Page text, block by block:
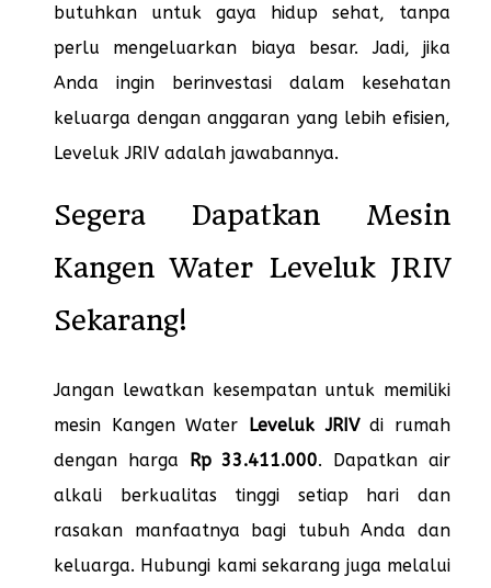
butuhkan untuk gaya hidup sehat, tanpa
perlu mengeluarkan biaya besar. Jadi, jika
Anda ingin berinvestasi dalam kesehatan
keluarga dengan anggaran yang lebih efisien,
Leveluk JRIV adalah jawabannya.
Segera Dapatkan Mesin
Kangen Water Leveluk JRIV
Sekarang!
Jangan lewatkan kesempatan untuk memiliki
mesin Kangen Water Leveluk JRIVdi rumah
dengan harga Rp 33.411.000. Dapatkan air
alkali berkualitas tinggi setiap hari dan
rasakan manfaatnya bagi tubuh Anda dan
keluarga. Hubungi kami sekarang juga melalui